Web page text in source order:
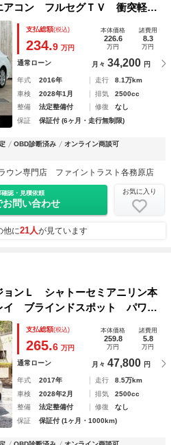
コン フルセグＴＶ 衝突軽減
バックカメラ 純正１２．３イ
トヒーター Ｂｌｕｅｔｏｏｔ
支払総額(税込)
234.9 万円
本体価格
226.6
万円
諸費用
8.3
万円
通常ローン 月々 34,200 円
年式 2016年 走行
8.1万km
車検
2028年1月 排気
2500cc
整備
法定整備付 修復
なし
保証
保証付 (6ヶ月・走行無制限)
OBD診断済み
オンライン商談可
ウン専門店 ファイントラスト各務原店
確認・見積依頼
お問い合わせ
お気に入り
他に21人が見ています
ンＬ シャトーセミアニリン本
イ ブラインドスポット パワー
レコ スマートキー２本 カー
支払総額(税込)
265.6 万円
本体価格
259.8
万円
諸費用
5.8
万円
通常ローン 月々 47,800 円
年式 2017年 走行
8.5万km
車検
2028年2月 排気
2500cc
整備
法定整備付 修復
なし
保証
保証付 (1ヶ月・1000km)